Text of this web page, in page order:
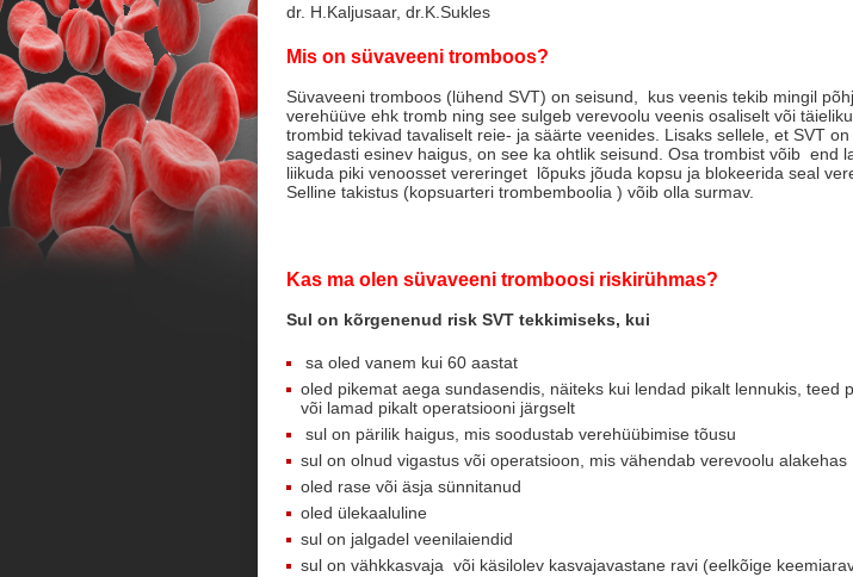
dr. H.Kaljusaar, dr.K.Sukles
Mis on süvaveeni tromboos?
Süvaveeni tromboos (lühend SVT) on seisund, kus veenis tekib mingil
verehüüve ehk tromb ning see sulgeb verevoolu veenis osaliselt või
trombid tekivad tavaliselt reie- ja säärte veenides. Lisaks sellele, et SVT on
sagedasti esinev haigus, on see ka ohtlik seisund. Osa trombist võib end
liikuda piki venoosset vereringet lõpuks jõuda kopsu ja blokeerida seal
Selline takistus (kopsuarteri trombemboolia ) võib olla surmav.
Kas ma olen süvaveeni tromboosi riskirühmas?
Sul on kõrgenenud risk SVT tekkimiseks, kui
sa oled vanem kui 60 aastat
oled pikemat aega sundasendis, näiteks kui lendad pikalt lennukis, teed
või lamad pikalt operatsiooni järgselt
sul on pärilik haigus, mis soodustab verehüübimise tõusu
sul on olnud vigastus või operatsioon, mis vähendab verevoolu alakehas
oled rase või äsja sünnitanud
oled ülekaaluline
sul on jalgadel veenilaiendid
sul on vähkkasvaja või käsilolev kasvajavastane ravi (eelkõige